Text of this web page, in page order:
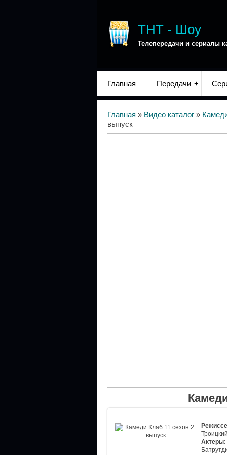
ТНТ - Шоу
Телепередачи и сериалы
Главная Передачи
Главная » Видео каталог »
выпуск
Троицкий
Актеры: